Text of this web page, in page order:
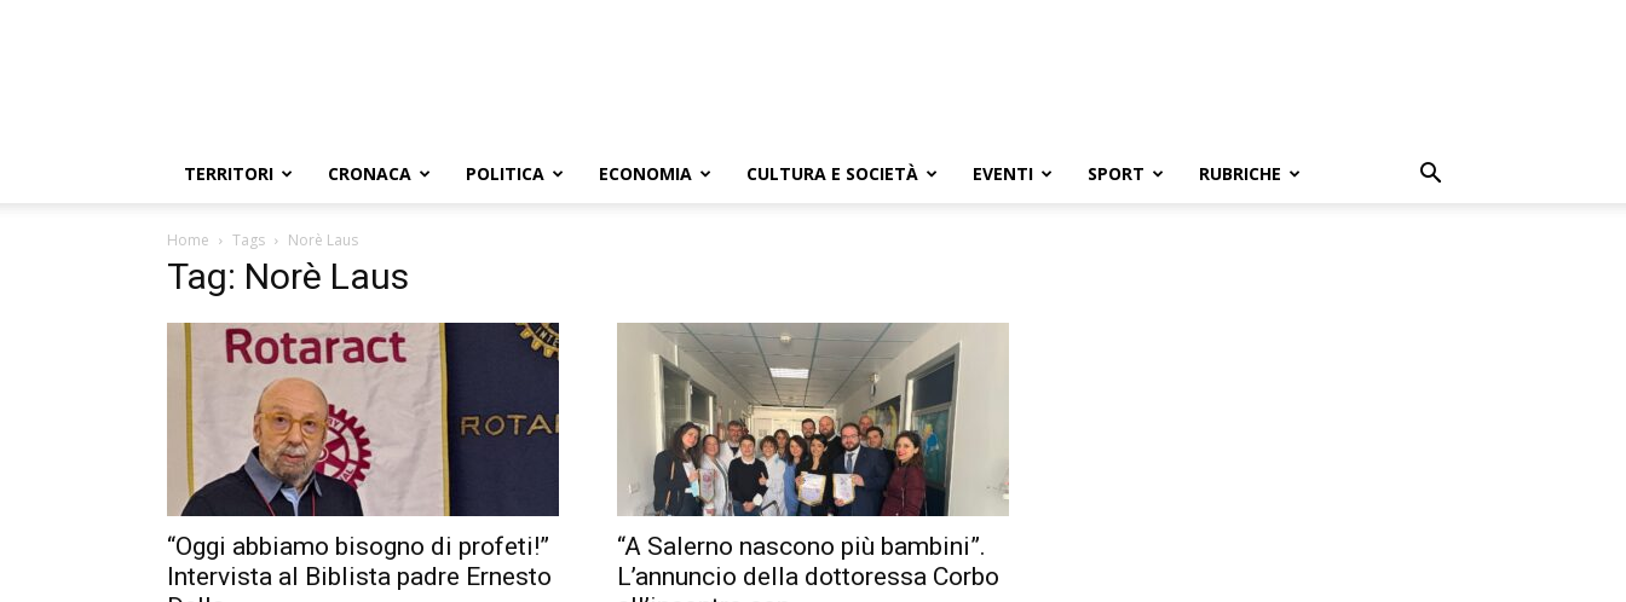
TERRITORI CRONACA POLITICA ECONOMIA CULTURA E SOCIETÀ EVENTI SPORT RUBRICHE
Home Tags Norè Laus
Tag: Norè Laus
“Oggi abbiamo bisogno di profeti!”
Intervista al Biblista padre Ernesto
“A Salerno nascono più bambini”.
L’annuncio della dottoressa Corbo